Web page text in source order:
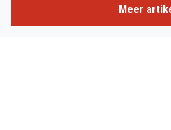
Meer